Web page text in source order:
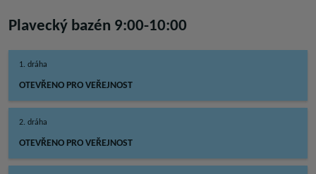
Plavecký bazén 9:00-10:00
1. dráha
OTEVŘENO PRO VEŘEJNOST
2. dráha
OTEVŘENO PRO VEŘEJNOST